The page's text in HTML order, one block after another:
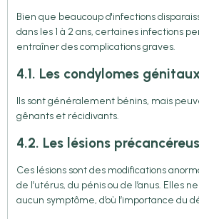
Bien que beaucoup d'infections
dans les 1 à 2 ans, certaines infections
entraîner des complications graves.
4.1. Les condylomes
Ils sont généralement bénins, mais
gênants et récidivants.
4.2. Les lésions
Ces lésions sont des modifications
de l’utérus, du pénis ou de l’anus. Elles
aucun symptôme, d’où l’importance du